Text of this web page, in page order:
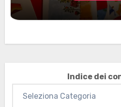
Marzo 2026: nuovi
per gli
Indice dei